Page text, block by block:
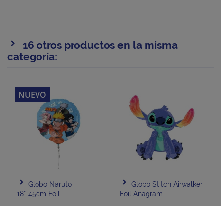
16 otros productos en la misma
categoría:
Globo Naruto
18"-45cm Foil
NUEVO
Globo Stitch Airwalker
Foil Anagram